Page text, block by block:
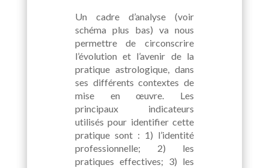
Un cadre d’analyse (voir
schéma plus bas) va nous
permettre de circonscrire
l’évolution et l’avenir de la
pratique astrologique, dans
ses différents contextes de
mise en œuvre. Les
principaux indicateurs
utilisés pour identifier cette
pratique sont : 1) l’identité
professionnelle; 2) les
pratiques effectives; 3) les